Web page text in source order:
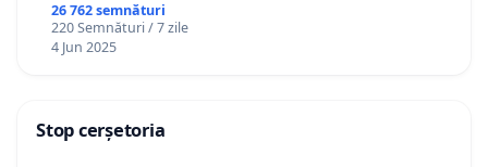
26 762 semnături
220 Semnături / 7 zile
4 Jun 2025
Stop cerșetoria